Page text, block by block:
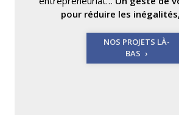
pour réduire les
NOS PROJETS LÀ-
BAS